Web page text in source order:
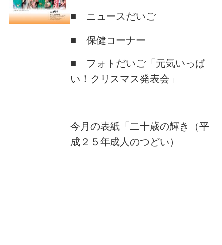
■ ニュースだいご
■ 保健コーナー
■ フォトだいご「元気いっぱ
い！クリスマス発表会」
今月の表紙「二十歳の輝き（平
成２５年成人のつどい）